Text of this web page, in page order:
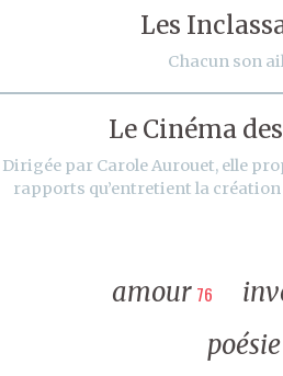
Les
Chacun son
Le Cinéma
Dirigée par Carole Aurouet, elle
rapports qu’entretient la
amour 76
poésie